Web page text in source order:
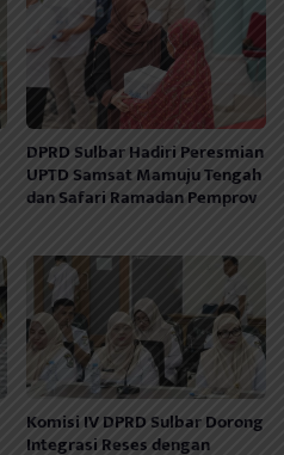
DPRD Sulbar Hadiri Peresmian
UPTD Samsat Mamuju Tengah
dan Safari Ramadan Pemprov
Komisi IV DPRD Sulbar Dorong
Integrasi Reses dengan